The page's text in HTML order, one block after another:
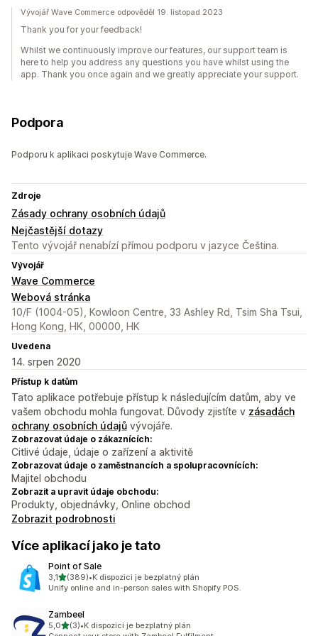
Vývojář Wave Commerce odpověděl 19. listopad 2023
Thank you for your feedback!
Whilst we continuously improve our features, our support team is
here to help you address any questions you have whilst using the
app. Thank you once again and we greatly appreciate your support.
Podpora
Podporu k aplikaci poskytuje Wave Commerce.
Zdroje
Zásady ochrany osobních údajů
Nejčastější dotazy
Tento vývojář nenabízí přímou podporu v jazyce Čeština.
Vývojář
Wave Commerce
Webová stránka
10/F (1004-05), Kowloon Centre, 33 Ashley Rd, Tsim Sha Tsui,
Hong Kong, HK, 00000, HK
Uvedena
14. srpen 2020
Přístup k datům
Tato aplikace potřebuje přístup k následujícím datům, aby ve
vašem obchodu mohla fungovat. Důvody zjistíte v zásadách
ochrany osobních údajů vývojáře.
Zobrazovat údaje o zákaznících:
Citlivé údaje, údaje o zařízení a aktivitě
Zobrazovat údaje o zaměstnancích a spolupracovnících:
Majitel obchodu
Zobrazit a upravit údaje obchodu:
Produkty, objednávky, Online obchod
Zobrazit podrobnosti
Více aplikací jako je tato
Point of Sale
3,1z 5 hvězd
(389)
Celkový počet recenzí: 389
•K dispozici je bezplatný plán
Unify online and in-person sales with Shopify POS.
Zambeel
5,0z 5 hvězd
(3)
Celkový počet recenzí: 3
•K dispozici je bezplatný plán